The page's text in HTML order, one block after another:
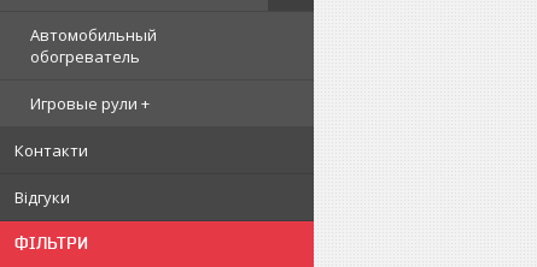
Автомобильный
обогреватель
Игровые рули +
Контакти
Відгуки
ФІЛЬТРИ